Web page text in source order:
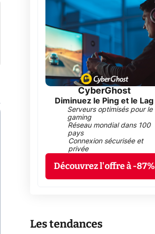
CyberGhost
Diminuez le Ping et le Lag
Serveurs optimisés pour le
gaming
Réseau mondial dans 100
pays
Connexion sécurisée et
privée
Découvrez l'offre à -87%
Les tendances